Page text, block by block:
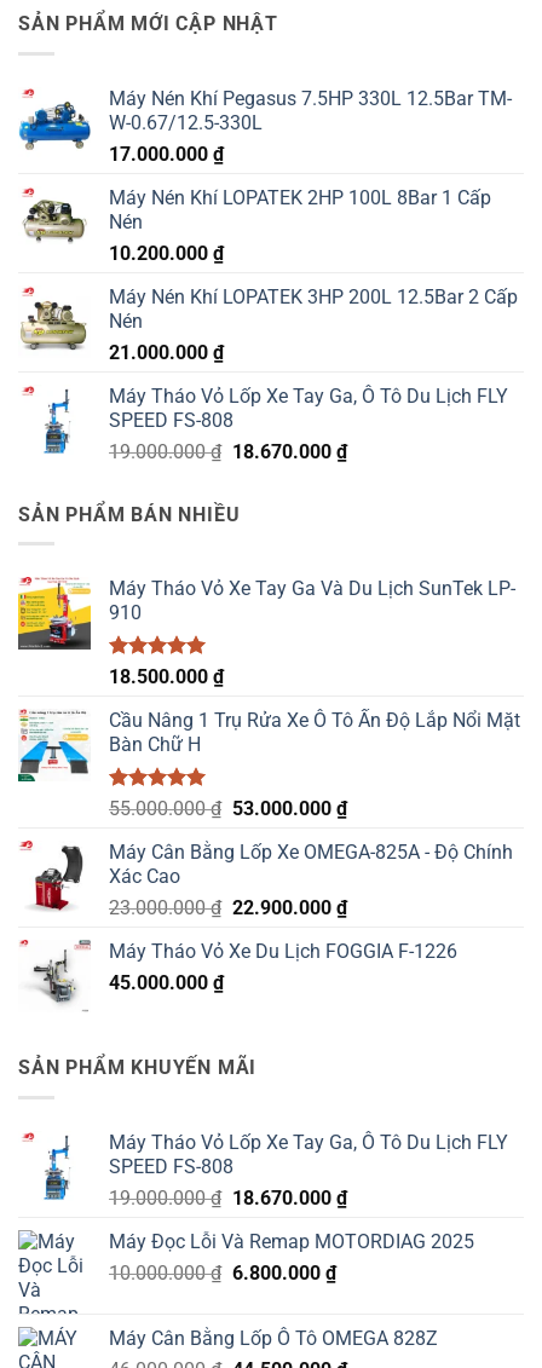
SẢN PHẨM MỚI CẬP NHẬT
Máy Nén Khí Pegasus 7.5HP 330L 12.5Bar TM-
W-0.67/12.5-330L
17.000.000 ₫
Máy Nén Khí LOPATEK 2HP 100L 8Bar 1 Cấp
Nén
10.200.000 ₫
Máy Nén Khí LOPATEK 3HP 200L 12.5Bar 2 Cấp
Nén
21.000.000 ₫
Máy Tháo Vỏ Lốp Xe Tay Ga, Ô Tô Du Lịch FLY
SPEED FS-808
19.000.000₫ Giá
là:
19.000.000 ₫.
18.670.000 ₫Giá
SẢN PHẨM BÁN NHIỀU
Máy Tháo Vỏ Xe Tay Ga Và Du Lịch SunTek LP-
910
Được xếp
5 sao
18.500.000 ₫
Cầu Nâng 1 Trụ Rửa Xe Ô Tô Ấn Độ Lắp Nổi Mặt
Bàn Chữ H
Được xếp
5 sao
55.000.000₫ Giá
là:
53.000.000 ₫Giá
tại
53.000.000 ₫.
Máy Cân Bằng Lốp Xe OMEGA-825A - Độ Chính
Xác Cao
23.000.000₫ Giá
là:
22.900.000 ₫Giá
tại
Máy Tháo Vỏ Xe Du Lịch FOGGIA F-1226
45.000.000 ₫
SẢN PHẨM KHUYẾN MÃI
Máy Tháo Vỏ Lốp Xe Tay Ga, Ô Tô Du Lịch FLY
SPEED FS-808
19.000.000₫ Giá
là:
19.000.000 ₫.
18.670.000 ₫Giá
tại
Máy Đọc Lỗi Và Remap MOTORDIAG 2025
10.000.000₫ Giá
10.000.000 ₫.
6.800.000 ₫Giá
là:
Máy Cân Bằng Lốp Ô Tô OMEGA 828Z